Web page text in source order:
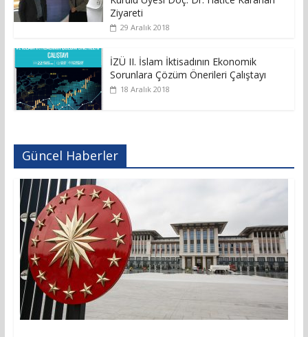
Ziyareti
29 Aralık 2018
İZÜ II. İslam İktisadının Ekonomik
Sorunlara Çözüm Önerileri Çalıştayı
18 Aralık 2018
Güncel Haberler